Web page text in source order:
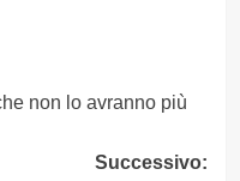
non lo avranno più
Successivo: